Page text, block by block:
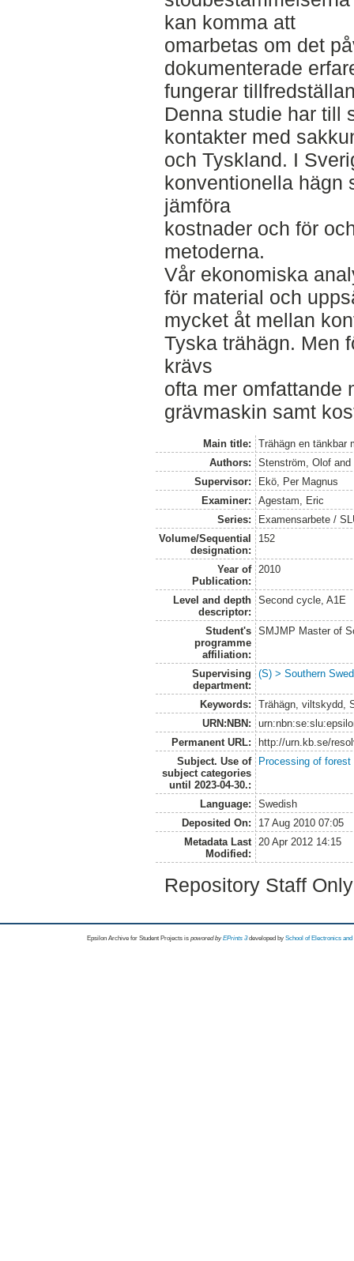
kan komma att
omarbetas om det
dokumenterade
fungerar
Denna studie har till
kontakter med
och Tyskland. I
konventionella hägn
jämföra
kostnader och för
metoderna.
Vår ekonomiska
för material och
mycket åt mellan
Tyska trähägn. Men
krävs
ofta mer omfattande
grävmaskin samt
Main title:
Trähägn en tänkbar
Authors:
Stenström, Olof and
Supervisor:
Ekö, Per Magnus
Examiner:
Agestam, Eric
Series:
Examensarbete /
Volume/Sequential
designation:
152
Year of
Publication:
2010
Level and depth
descriptor:
Second cycle, A1E
Student's
programme
affiliation:
SMJMP Master of
Supervising
department:
(S) > Southern
Keywords:
Trähägn, viltskydd,
URN:NBN:
Permanent URL:
http://urn.kb.se/
Subject. Use of
subject categories
until 2023-04-30.:
Processing of forest
Language:
Swedish
Deposited On:
17 Aug 2010 07:05
Metadata Last
Modified:
20 Apr 2012 14:15
Repository Staff
Epsilon Archive for Student Projects is powored byEPrints 3 developed by School of Electronics